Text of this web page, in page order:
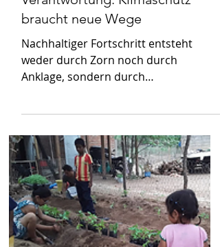
Von der Erschöpfung zur
Verantwortung: Klimaschutz
braucht neue Wege
Nachhaltiger Fortschritt entsteht
Vertrauen.